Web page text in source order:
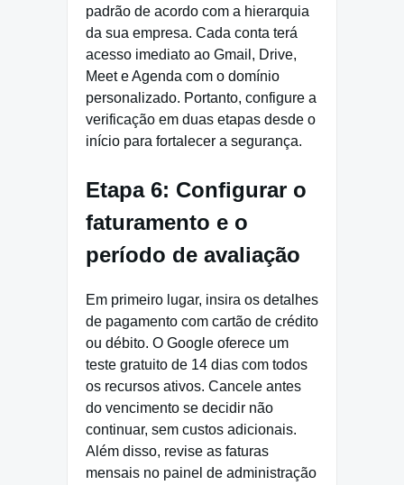
padrão de acordo com a hierarquia
da sua empresa. Cada conta terá
acesso imediato ao Gmail, Drive,
Meet e Agenda com o domínio
personalizado. Portanto, configure a
verificação em duas etapas desde o
início para fortalecer a segurança.
Etapa 6: Configurar o
faturamento e o
período de avaliação
Em primeiro lugar, insira os detalhes
de pagamento com cartão de crédito
ou débito. O Google oferece um
teste gratuito de 14 dias com todos
os recursos ativos. Cancele antes
do vencimento se decidir não
continuar, sem custos adicionais.
Além disso, revise as faturas
mensais no painel de administração